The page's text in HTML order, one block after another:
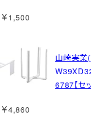
￥1,500
￥4,860
山崎実業
6787【セ